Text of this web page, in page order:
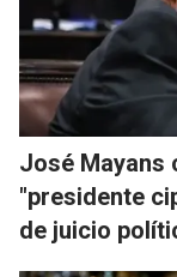
José Mayans
"presidente
de juicio